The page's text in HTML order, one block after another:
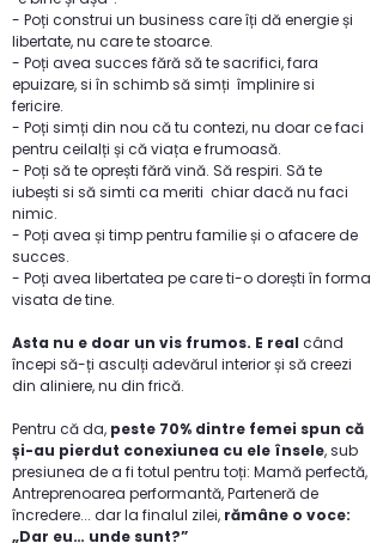
- Poți construi un business care îți dă energie și
libertate,nu care te stoarce.
- Poți avea succes fără să te sacrifici, fara
epuizare, si în schimb să simți împlinire si
fericire.
- Poți simți din nou că tu contezi, nu doar ce faci
pentru ceilalți și că viața e frumoasă.
- Poți să te oprești fără vină. Să respiri. Să te
iubești si să simti ca meriti chiar dacă nu faci
nimic.
- Poți avea și timp pentru familie și o afacere de
succes.
- Poți avea libertatea pe care ti-o dorești în forma
visata de tine.
Asta nu e doar un vis frumos. E real când
începi să-ți asculți adevărul interior și să creezi
din aliniere, nu din frică.
Pentru că da, peste 70% dintre femei spun că
și-au pierdut conexiunea cu ele însele,sub
presiunea de a fi totul pentru toți: Mamă perfectă,
Antreprenoarea performantă, Parteneră de
încredere... dar la finalul zilei, rămâne o voce:
„Dar eu… unde sunt?”